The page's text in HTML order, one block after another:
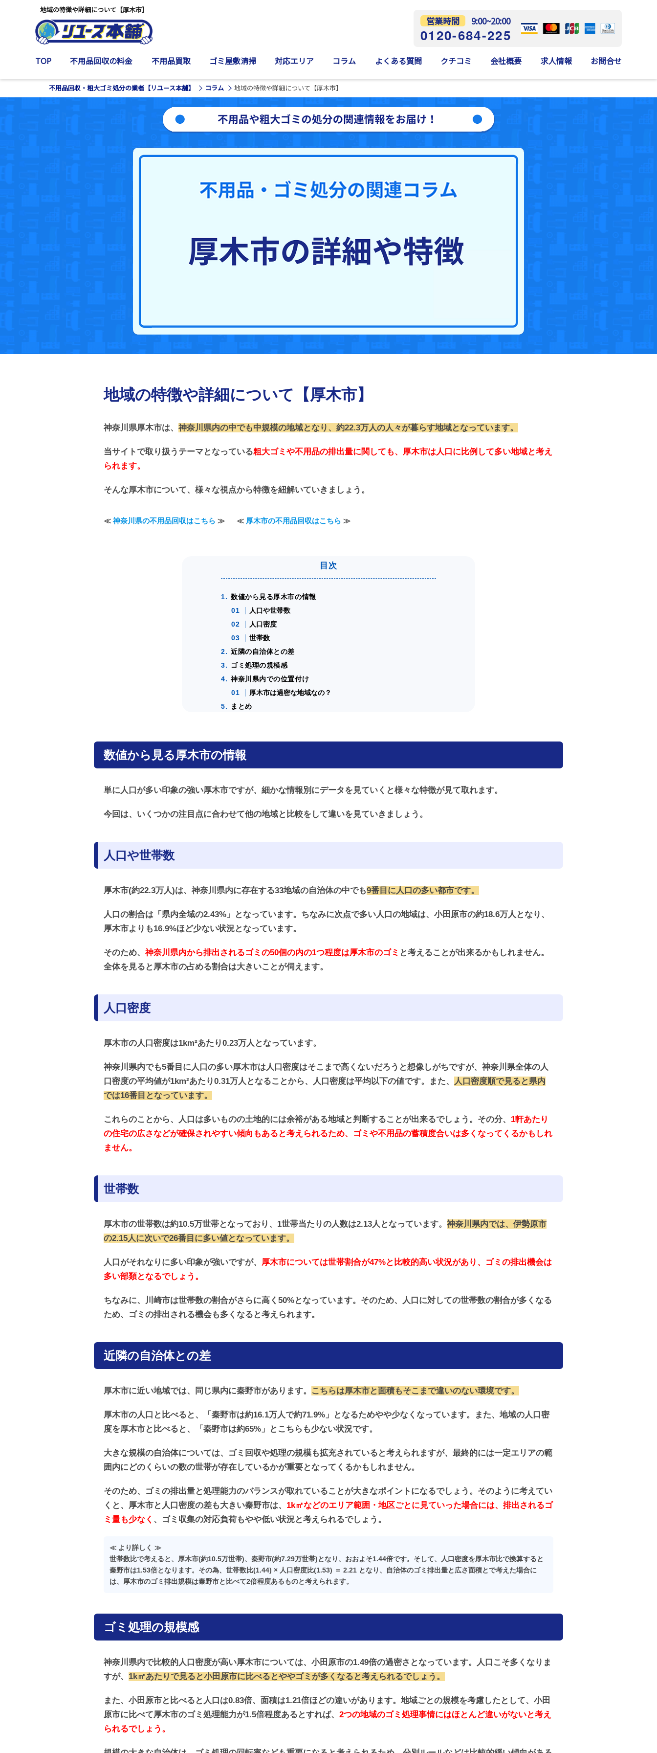
営業時間 9:00~20:00
0120-684-225
TOP 不用品回収の料金 不用品買取 ゴミ屋敷清掃 対応エリア コラム よくある質問 クチコミ 会社概要 求人情報 お問合せ
地域の特徴や詳細について【厚木市】
不用品回収・粗大ゴミ処分の業者【リユース本舗】 コラム 地域の特徴や詳細について【厚木市】
地域の特徴や詳細について【厚木市】
神奈川県厚木市は、 神奈川県内の中でも中規模の地域となり、約22.3万人の人々が暮らす地域となっています。
当サイトで取り扱うテーマとなっている粗大ゴミや不用品の排出量に関しても、厚木市は人口に比例して多い地域と考え
られます。
そんな厚木市について、様々な視点から特徴を紐解いていきましょう。
≪ 神奈川県の不用品回収はこちら ≫ ≪ 厚木市の不用品回収はこちら ≫
数値から見る厚木市の情報
人口や世帯数
人口密度
世帯数
近隣の自治体との差
ゴミ処理の規模感
神奈川県内での位置付け
厚木市は過密な地域なの？
まとめ
数値から見る厚木市の情報
単に人口が多い印象の強い厚木市ですが、細かな情報別にデータを見ていくと様々な特徴が見て取れます。
今回は、いくつかの注目点に合わせて他の地域と比較をして違いを見ていきましょう。
人口や世帯数
厚木市(約22.3万人)は、神奈川県内に存在する33地域の自治体の中でも9番目に人口の多い都市です。
人口の割合は「県内全域の2.43%」となっています。ちなみに次点で多い人口の地域は、小田原市の約18.6万人となり、
厚木市よりも16.9%ほど少ない状況となっています。
そのため、神奈川県内から排出されるゴミの50個の内の1つ程度は厚木市のゴミ と考えることが出来るかもしれません。
全体を見ると厚木市の占める割合は大きいことが伺えます。
人口密度
厚木市の人口密度は1km²あたり0.23万人となっています。
神奈川県内でも5番目に人口の多い厚木市は人口密度はそこまで高くないだろうと想像しがちですが、神奈川県全体の人
口密度の平均値が1km²あたり0.31万人となることから、人口密度は平均以下の値です。また、
人口密度順で見ると県内
では16番目となっています。
これらのことから、人口は多いものの土地的には余裕がある地域と判断することが出来るでしょう。その分、 1軒あたり
の住宅の広さなどが確保されやすい傾向もあると考えられるため、ゴミや不用品の蓄積度合いは多くなってくるかもしれ
ません。
世帯数
厚木市の世帯数は約10.5万世帯となっており、1世帯当たりの人数は2.13人となっています。 神奈川県内では、伊勢原市
の2.15人に次いで26番目に多い値となっています。
人口がそれなりに多い印象が強いですが、 厚木市については世帯割合が47%と比較的高い状況があり、ゴミの排出機会は
多い部類となるでしょう。
ちなみに、川崎市は世帯数の割合がさらに高く50%となっています。そのため、人口に対しての世帯数の割合が多くなる
ため、ゴミの排出される機会も多くなると考えられます。
近隣の自治体との差
厚木市に近い地域では、同じ県内に秦野市があります。 こちらは厚木市と面積もそこまで違いのない環境です。
厚木市の人口と比べると、「秦野市は約16.1万人で約71.9%」となるためやや少なくなっています。また、地域の人口密
度を厚木市と比べると、「秦野市は約65%」とこちらも少ない状況です。
大きな規模の自治体については、ゴミ回収や処理の規模も拡充されていると考えられますが、最終的には一定エリアの範
囲内にどのくらいの数の世帯が存在しているかが重要となってくるかもしれません。
そのため、ゴミの排出量と処理能力のバランスが取れていることが大きなポイントになるでしょう。そのように考えてい
くと、厚木市と人口密度の差も大きい秦野市は、 1k㎡などのエリア範囲・地区ごとに見ていった場合には、排出されるゴ
ミ量も少なく 、ゴミ収集の対応負荷もやや低い状況と考えられるでしょう。
≪ より詳しく ≫
世帯数比で考えると、厚木市(約10.5万世帯)、秦野市(約7.29万世帯)となり、おおよそ1.44倍です。そして、人口密度を厚木市比で換算すると
秦野市は1.53倍となります。その為、世帯数比(1.44) × 人口密度比(1.53) ＝ 2.21 となり、自治体のゴミ排出量と広さ面積とで考えた場合に
は、厚木市のゴミ排出規模は秦野市と比べて2倍程度あるものと考えられます。
ゴミ処理の規模感
神奈川県内で比較的人口密度が高い厚木市については、小田原市の1.49倍の過密さとなっています。人口こそ多くなりま
すが、 1k㎡あたりで見ると小田原市に比べるとややゴミが多く なると考えられるでしょう。
また、小田原市と比べると人口は0.83倍、面積は1.21倍ほどの違いがあります。地域ごとの規模を考慮したとして、小田
原市に比べて厚木市のゴミ処理能力が1.5倍程度あるとすれば、 2つの地域のゴミ処理事情にはほとんど違いがないと考え
られるでしょう。